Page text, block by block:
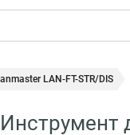
LAN-FT-STR/DIS